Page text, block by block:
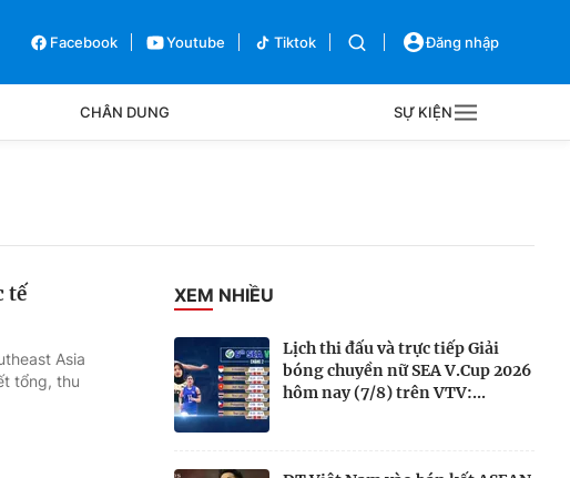
Facebook Youtube Tiktok Đăng nhập
CHÂN DUNG SỰ KIỆN
tế
Asia
tổng, thu
XEM NHIỀU
Lịch thi đấu và trực tiếp Giải
bóng chuyền nữ SEA V.Cup 2026
hôm nay (7/8) trên VTV:...